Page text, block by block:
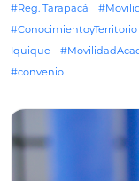
#Reg. Tarapacá
#ConocimientoyTerritorio
Iquique
#convenio